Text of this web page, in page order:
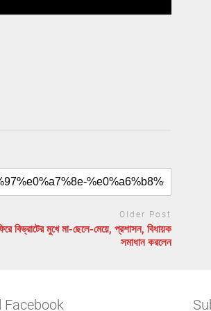
Older Post
বিভ্রাটের মুখে মা-ছেলে-মেয়ে, প্রশাসন, বিধায়ক
সমাধান করলেন
Facebook